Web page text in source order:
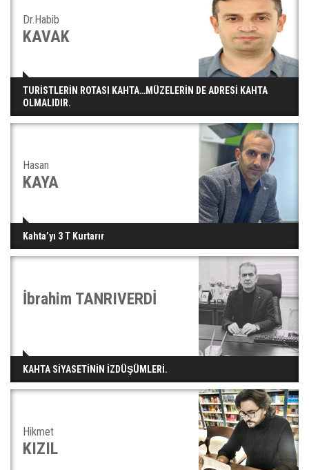
Dr.Habib
KAVAK
TURİSTLERİN ROTASI KAHTA…MÜZELERİN DE ADRESİ KAHTA
OLMALIDIR.
Hasan
KAYA
Kahta’yı 3 T Kurtarır
İbrahim TANRIVERDİ
KAHTA SİYASETİNİN İZDÜŞÜMLERİ.
Hikmet
KIZIL